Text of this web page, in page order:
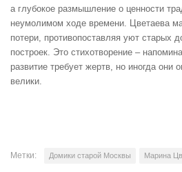
а глубокое размышление о ценности
неумолимом ходе времени. Цветаева
потери, противопоставляя уют старых
построек. Это стихотворение –
развитие требует жертв, но иногда они
велики.
Метки: Домики старой Москвы Марина